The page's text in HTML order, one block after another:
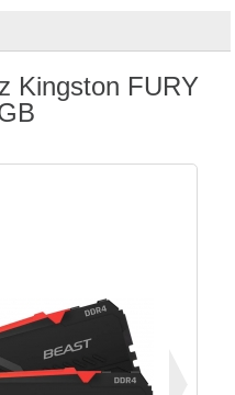
Kingston FURY